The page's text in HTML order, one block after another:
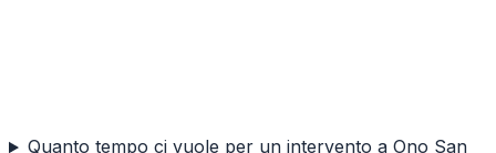
Quanto tempo ci vuole per un intervento a Ono San